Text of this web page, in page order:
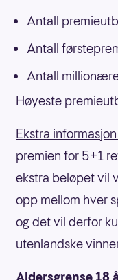
Antall
Antall
Antall
Høyeste
Ekstra
premien for 5+1
ekstra beløpet vil
opp mellom hver
og det vil derfor
utenlandske